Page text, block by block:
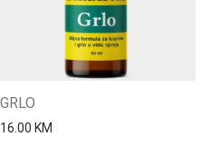
GRLO
16.00 KM